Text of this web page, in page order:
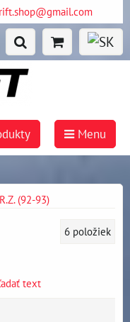
Menu
R.Z. (92-93)
6 položiek
text